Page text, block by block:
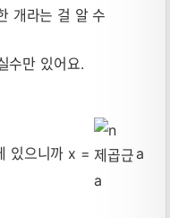
개라는 걸 알 수
수만 있어요.
있으니까 x = , a